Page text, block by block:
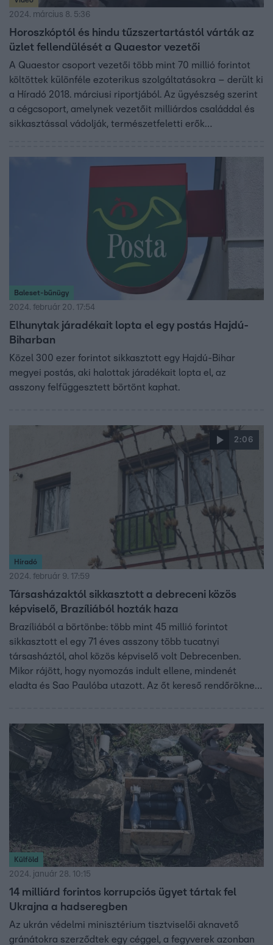
2024. március 8. 5:36
Horoszkóptól és hindu tűzszertartástól várták az
üzlet fellendülését a Quaestor vezetői
A Quaestor csoport vezetői több mint 70 millió forintot
költöttek különféle ezoterikus szolgáltatásokra – derült ki
a Híradó 2018. márciusi riportjából. Az ügyészség szerint
a cégcsoport, amelynek vezetőit milliárdos családdal és
sikkasztással vádolják, természetfeletti erők
alkalommal fizettek, 72 millió forintnak megfelelő dollárt
utaltak át egy indiai cégnek. Ezekről fiktív számlákat
állítottak ki, amelyek tanácsadásról és ügynöki
tevékenységről szóltak. A 2015-ben bedőlt brókercég 150
milliárd forint értékben bocsátott ki fiktív kötvényeket.
Több mint 30 ezer embernek ragadt bent a pénze.
Baleset-bűnügy
2024. február 20. 17:54
Elhunytak járadékait lopta el egy postás Hajdú-
Biharban
Közel 300 ezer forintot sikkasztott egy Hajdú-Bihar
megyei postás, aki halottak járadékait lopta el, az
asszony felfüggesztett börtönt kaphat.
2:06
Híradó
2024. február 9. 17:59
Társasházaktól sikkasztott a debreceni közös
képviselő, Brazíliából hozták haza
Brazíliából a börtönbe: több mint 45 millió forintot
sikkasztott el egy 71 éves asszony több tucatnyi
társasháztól, ahol közös képviselő volt Debrecenben.
Mikor rájött, hogy nyomozás indult ellene, mindenét
eladta és Sao Paulóba utazott. Az őt kereső rendőröknek
Külföld
2024. január 28. 10:15
14 milliárd forintos korrupciós ügyet tártak fel
Ukrajna a hadseregben
Az ukrán védelmi minisztérium tisztviselői aknavető
gránátokra szerződtek egy céggel, a fegyverek azonban